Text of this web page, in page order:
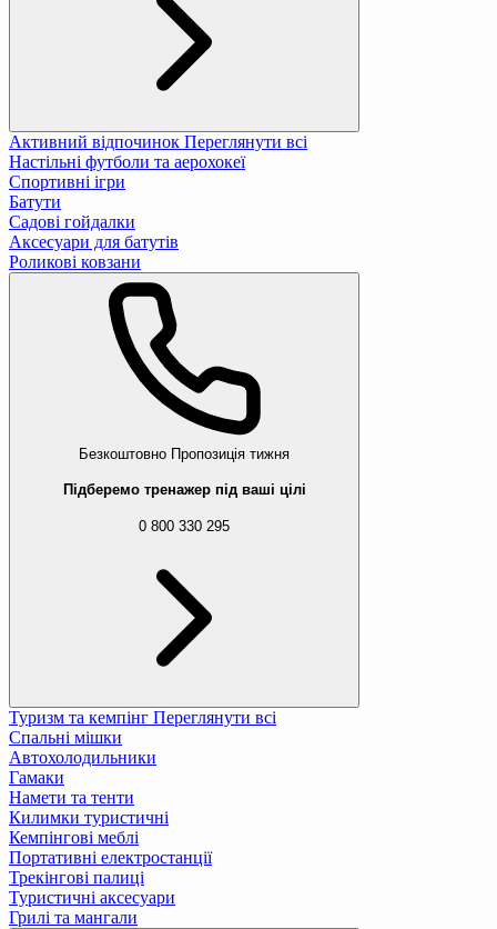
Активний відпочинок Переглянути всі
Настільні футболи та аерохокеї
Спортивні ігри
Батути
Садові гойдалки
Аксесуари для батутів
Роликові ковзани
Безкоштовно Пропозиція тижня
Підберемо тренажер під ваші цілі
0 800 330 295
Туризм та кемпінг Переглянути всі
Спальні мішки
Автохолодильники
Гамаки
Намети та тенти
Килимки туристичні
Кемпінгові меблі
Портативні електростанції
Трекінгові палиці
Туристичні аксесуари
Грилі та мангали